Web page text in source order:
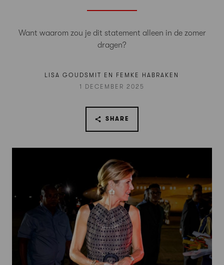
Want waarom zou je dit statement alleen in de zomer
dragen?
LISA GOUDSMIT EN FEMKE HABRAKEN
1 DECEMBER 2025
SHARE